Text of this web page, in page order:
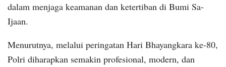
dalam menjaga keamanan dan ketertiban di Bumi Sa-
Ijaan.
Menurutnya, melalui peringatan Hari Bhayangkara ke-80,
Polri diharapkan semakin profesional, modern, dan